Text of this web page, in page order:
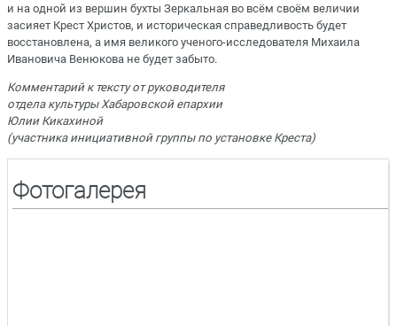
и на одной из вершин бухты Зеркальная во всём своём величии
засияет Крест Христов, и историческая справедливость будет
восстановлена, а имя великого ученого-исследователя Михаила
Ивановича Венюкова не будет забыто.
Комментарий к тексту от руководителя
отдела культуры Хабаровской епархии
Юлии Кикахиной
(участника инициативной группы по установке Креста)
Фотогалерея